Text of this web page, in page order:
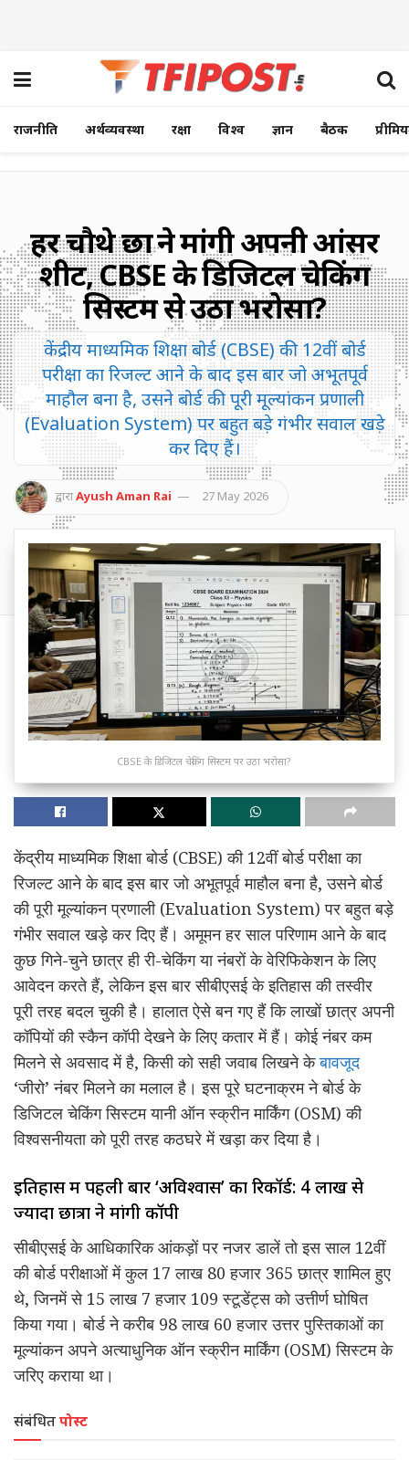
राजनीति अर्थव्यवस्था रक्षा विश्व ज्ञान बैठक
हर चौथे छात्र ने मांगी अपनी आंसर
शीट, CBSE के डिजिटल चेकिंग
सिस्टम से उठा भरोसा?
केंद्रीय माध्यमिक शिक्षा बोर्ड (CBSE) की 12वीं बोर्ड
परीक्षा का रिजल्ट आने के बाद इस बार जो अभूतपूर्व
माहौल बना है, उसने बोर्ड की पूरी मूल्यांकन प्रणाली
(Evaluation System) पर बहुत बड़े गंभीर सवाल खड़े
कर दिए हैं।
द्वाराAyush Aman Rai 27 May 2026
CBSE के डिजिटल चेकिंग सिस्टम पर उठा भरोसा?
केंद्रीय माध्यमिक शिक्षा बोर्ड (CBSE) की 12वीं बोर्ड परीक्षा का
रिजल्ट आने के बाद इस बार जो अभूतपूर्व माहौल बना है, उसने बोर्ड
की पूरी मूल्यांकन प्रणाली (Evaluation System) पर बहुत बड़े
गंभीर सवाल खड़े कर दिए हैं। अमूमन हर साल परिणाम आने के बाद
कुछ गिने-चुने छात्र ही री-चेकिंग या नंबरों के वेरिफिकेशन के लिए
आवेदन करते हैं, लेकिन इस बार सीबीएसई के इतिहास की तस्वीर
पूरी तरह बदल चुकी है। हालात ऐसे बन गए हैं कि लाखों छात्र अपनी
कॉपियों की स्कैन कॉपी देखने के लिए कतार में हैं। कोई नंबर कम
मिलने से अवसाद में है, किसी को सही जवाब लिखने केबावजूद
‘जीरो’ नंबर मिलने का मलाल है। इस पूरे घटनाक्रम ने बोर्ड के
डिजिटल चेकिंग सिस्टम यानी ऑन स्क्रीन मार्किंग (OSM) की
विश्वसनीयता को पूरी तरह कठघरे में खड़ा कर दिया है।
इतिहास में पहली बार ‘अविश्वास’ का रिकॉर्ड: 4 लाख से
ज्यादा छात्रों ने मांगी कॉपी
सीबीएसई के आधिकारिक आंकड़ों पर नजर डालें तो इस साल 12वीं
की बोर्ड परीक्षाओं में कुल 17 लाख 80 हजार 365 छात्र शामिल हुए
थे, जिनमें से 15 लाख 7 हजार 109 स्टूडेंट्स को उत्तीर्ण घोषित
किया गया। बोर्ड ने करीब 98 लाख 60 हजार उत्तर पुस्तिकाओं का
मूल्यांकन अपने अत्याधुनिक ऑन स्क्रीन मार्किंग (OSM) सिस्टम के
जरिए कराया था।
संबंधितपोस्ट